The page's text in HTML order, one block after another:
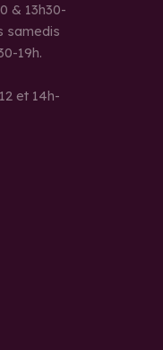
& 13h30-
samedis
19h.
et 14h-